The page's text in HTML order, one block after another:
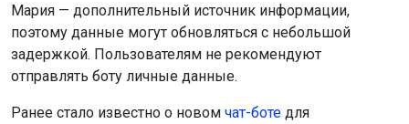
Мария — дополнительный источник информации,
поэтому данные могут обновляться с небольшой
задержкой. Пользователям не рекомендуют
отправлять боту личные данные.
Ранее стало известно о новом чат-боте для